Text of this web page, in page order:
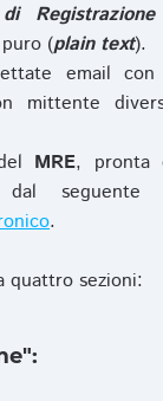
(plain text).
email
mittente
MRE, pronta
dal
.
sezioni: